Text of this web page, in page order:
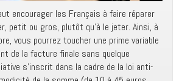
encourager les Français à faire réparer
petit ou gros, plutôt qu’à le jeter. Ainsi, à
vous pourrez toucher une prime variable
de la facture finale sans quelque
s’inscrit dans la cadre de la loi anti-